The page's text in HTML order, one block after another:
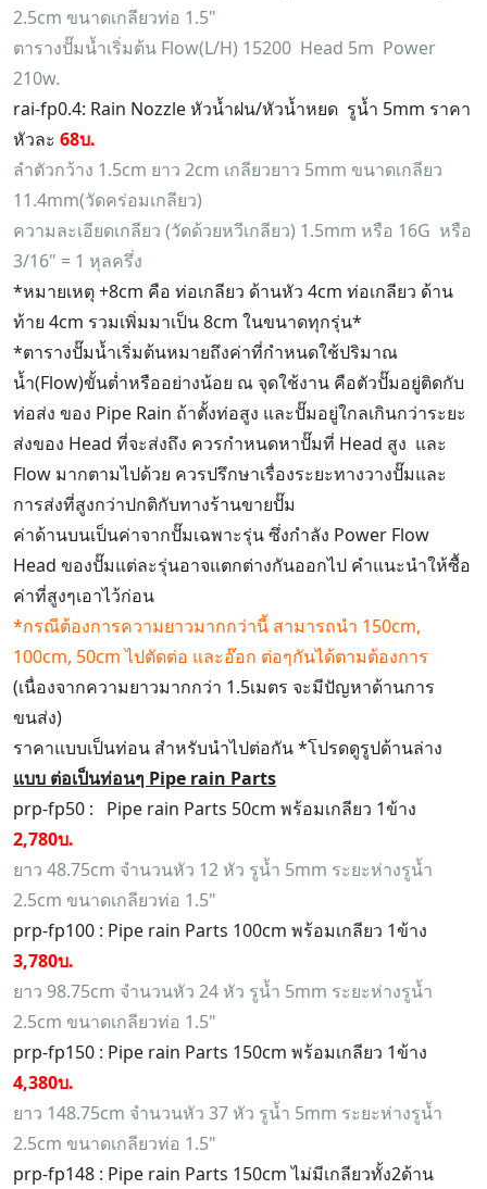
2.5cm ขนาดเกลียวท่อ 1.5"
ตารางปั๊มน้ำเริ่มต้น Flow(L/H) 15200 Head 5m Power
210w.
rai-fp0.4: Rain Nozzle หัวน้ำฝน/หัวน้ำหยด รูน้ำ 5mm ราคา
หัวละ 68บ.
ลำตัวกว้าง 1.5cm ยาว 2cm เกลียวยาว 5mm ขนาดเกลียว
11.4mm(วัดคร่อมเกลียว)
ความละเอียดเกลียว (วัดด้วยหวีเกลียว) 1.5mm หรือ 16G หรือ
3/16" = 1 หุลครึ่ง
*หมายเหตุ +8cm คือ ท่อเกลียว ด้านหัว 4cm ท่อเกลียว ด้าน
ท้าย 4cm รวมเพิ่มมาเป็น 8cm ในขนาดทุกรุ่น*
*ตารางปั๊มน้ำเริ่มต้นหมายถึงค่าที่กำหนดใช้ปริมาณ
น้ำ(Flow)ขั้นต่ำหรืออย่างน้อย ณ จุดใช้งาน คือตัวปั๊มอยู่ติดกับ
ท่อส่ง ของ Pipe Rain ถ้าตั้งท่อสูง และปั๊มอยู่ใกลเกินกว่าระยะ
ส่งของ Head ที่จะส่งถึง ควรกำหนดหาปั๊มที่ Head สูง และ
Flow มากตามไปด้วย ควรปรึกษาเรื่องระยะทางวางปั๊มและ
การส่งที่สูงกว่าปกติกับทางร้านขายปั๊ม
ค่าด้านบนเป็นค่าจากปั๊มเฉพาะรุ่น ซึ่งกำลัง Power Flow
Head ของปั๊มแต่ละรุ่นอาจแตกต่างกันออกไป คำแนะนำให้ซื้อ
ค่าที่สูงๆเอาไว้ก่อน
*กรณีต้องการความยาวมากกว่านี้ สามารถนำ 150cm,
100cm, 50cm ไปตัดต่อ และอ๊อก ต่อๆกันได้ตามต้องการ
(เนื่องจากความยาวมากกว่า 1.5เมตร จะมีปัญหาด้านการ
ขนส่ง)
ราคาแบบเป็นท่อน สำหรับนำไปต่อกัน *โปรดดูรูปด้านล่าง
แบบ ต่อเป็นท่อนๆ Pipe rain Parts
prp-fp50 : Pipe rain Parts 50cm พร้อมเกลียว 1ข้าง
2,780บ.
ยาว 48.75cm จำนวนหัว 12 หัว รูน้ำ 5mm ระยะห่างรูน้ำ
2.5cm ขนาดเกลียวท่อ 1.5"
prp-fp100 : Pipe rain Parts 100cm พร้อมเกลียว 1ข้าง
3,780บ.
ยาว 98.75cm จำนวนหัว 24 หัว รูน้ำ 5mm ระยะห่างรูน้ำ
2.5cm ขนาดเกลียวท่อ 1.5"
prp-fp150 : Pipe rain Parts 150cm พร้อมเกลียว 1ข้าง
4,380บ.
ยาว 148.75cm จำนวนหัว 37 หัว รูน้ำ 5mm ระยะห่างรูน้ำ
2.5cm ขนาดเกลียวท่อ 1.5"
prp-fp148 : Pipe rain Parts 150cm ไม่มีเกลียวทั้ง2ด้าน